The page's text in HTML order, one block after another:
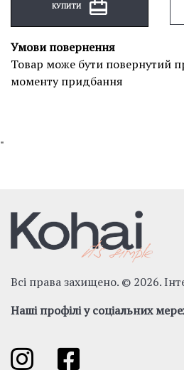
КУПИТИ
Умови повернення
Товар може бути повернутий
моменту придбання
"
Всі права захищено. © 2026.
Наші профілі у соціальних